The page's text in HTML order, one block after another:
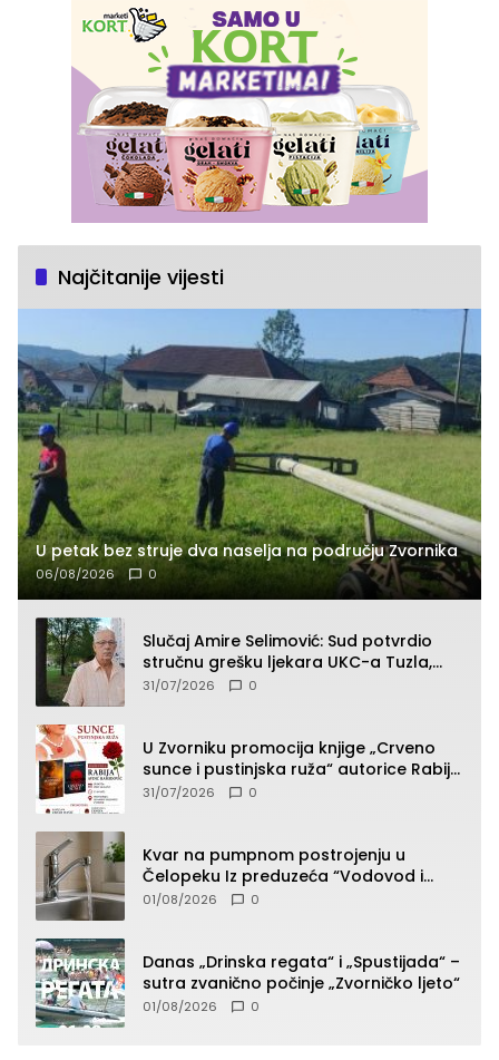
Najčitanije vijesti
U petak bez struje dva naselja na području Zvornika
06/08/2026 0
Slučaj Amire Selimović: Sud potvrdio
stručnu grešku ljekara UKC-a Tuzla,
presudan dokaz ostala obdukcija
31/07/2026 0
U Zvorniku promocija knjige „Crveno
sunce i pustinjska ruža“ autorice Rabije
Avdić-Hamidović
31/07/2026 0
Kvar na pumpnom postrojenju u
Čelopeku Iz preduzeća “Vodovod i
komunalije”
01/08/2026 0
Danas „Drinska regata“ i „Spustijada“ –
sutra zvanično počinje „Zvorničko ljeto“
01/08/2026 0